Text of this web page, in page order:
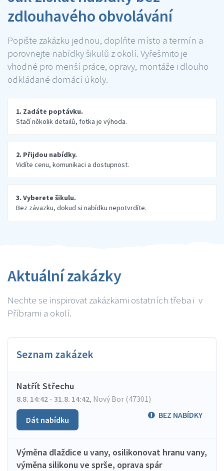
zdlouhavého obvolávání
Popište zakázku jednou, doplňte místo a termín a
porovnejte nabídky šikulů z okolí. Vyřešmito je
vhodné pro menší práce, opravy, montáže i dlouho
odkládané domácí úkoly.
1. Zadáte poptávku.
Stačí několik detailů, fotka je výhoda.
2. Přijdou nabídky.
Vidíte cenu, komunikaci a dostupnost.
3. Vyberete šikulu.
Bez závazku, dokud si nabídku nepotvrdíte.
Aktuální zakázky
Nechte se inspirovat zakázkami ostatních třeba i v
Příbrami a okolí.
Seznam zakázek
Natřít Střechu
8.8. 14:42 - 31.8. 14:42, Nový Bor (47301)
BEZ NABÍDKY
Dát nabídku
Výměna dlaždice u vany, osilikonovat hranu vany,
výměna silikonu ve sprše, oprava spár